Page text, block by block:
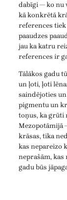
dabīgi — ko nu
kā konkrētā
references
paaudzes
jau ka katru
references ir
Tālākos gadu
un ļoti, ļoti
saindējoties
pigmentu un
toņus, ka grūti
Mezopotāmijā
krāsas, tika
kas nepareizo
neprašām,
gadu būs